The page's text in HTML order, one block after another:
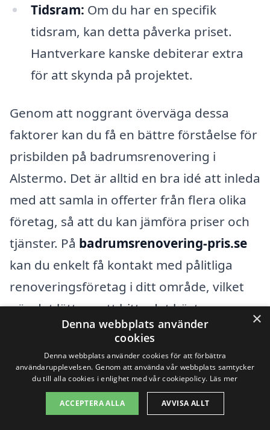
Tidsram: Om du har en specifik
tidsram, kan detta påverka priset.
Hantverkare kanske debiterar extra
för att skynda på projektet.
Genom att noggrant överväga dessa
faktorer kan du få en bättre förståelse för
prisbilden på badrumsrenovering i
Alstermo. Det är alltid en bra idé att inleda
med att samla in offerter från flera olika
företag, så att du kan jämföra priser och
tjänster. På badrumsrenovering-pris.se
kan du enkelt få kontakt med pålitliga
renoveringsföretag i ditt område, vilket
gör det lättare att hitta det bästa
erbjudandet som passar både din
plånbok och dina behov.
Att renovera badrum är en investering i
ditt hem, och det är viktigt att du känner
×
Denna webbplats använder
cookies
Denna webbplats använder cookies för att förbättra
användarupplevelsen. Genom att använda vår webbplats samtycker
du till alla cookies i enlighet med vår cookiepolicy. Läs mer
ACCEPTERA ALLA AVVISA ALLT